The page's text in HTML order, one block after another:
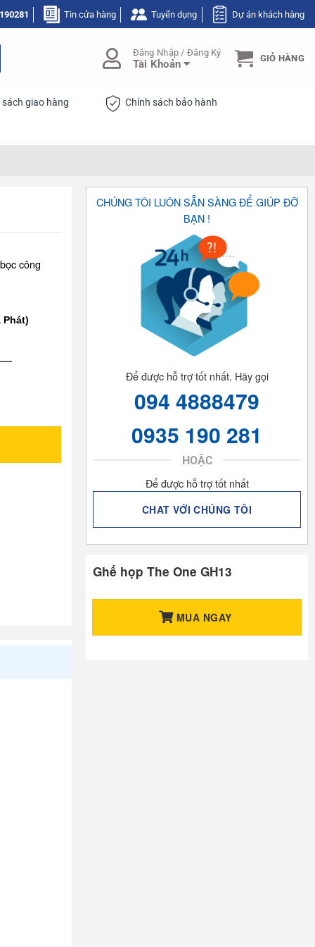
Tin cửa hàng Tuyển dụng Dự án khách hàng
Đăng Nhập / Đăng Ký
Tài Khoản GIỎ HÀNG
sách giao hàng Chính sách bảo hành
công
Phát)
CHÚNG TÔI LUÔN SẴN SÀNG ĐỂ GIÚP ĐỠ
BẠN !
Để được hỗ trợ tốt nhất. Hãy gọi
094 4888479
0935 190 281
HOẶC
Để được hỗ trợ tốt nhất
CHAT VỚI CHÚNG TÔI
Ghế họp The One GH13
MUA NGAY